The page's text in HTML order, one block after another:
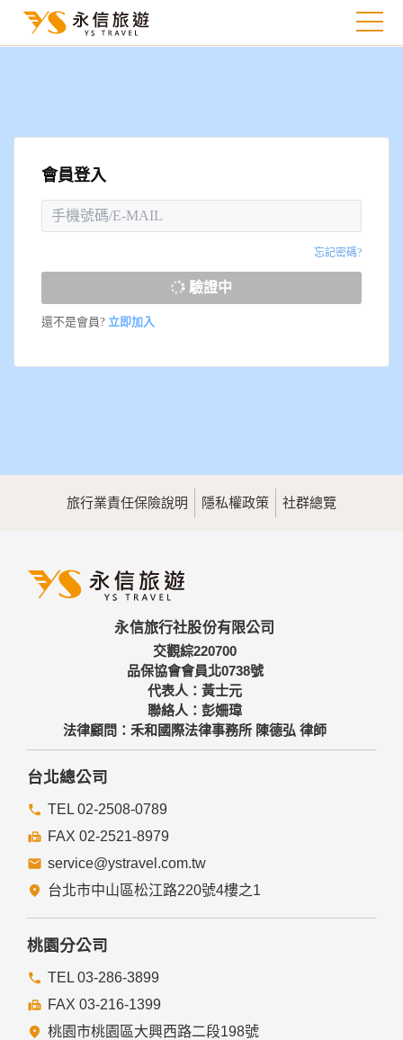
會員登入
忘記密碼?
驗證中
還不是會員? 立即加入
旅行業責任保險說明 隱私權政策 社群總覽
永信旅行社股份有限公司
交觀綜220700
品保協會會員北0738號
代表人：黃士元
聯絡人：彭姍瑋
法律顧問：禾和國際法律事務所 陳德弘 律師
台北總公司
TEL 02-2508-0789
FAX 02-2521-8979
service@ystravel.com.tw
台北市中山區松江路220號4樓之1
桃園分公司
TEL 03-286-3899
FAX 03-216-1399
桃園市桃園區大興西路二段198號